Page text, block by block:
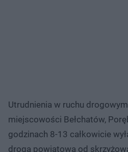
Utrudnienia w ruchu
miejscowości Bełchatów,
godzinach 8-13 całkowicie
droga powiatowa od